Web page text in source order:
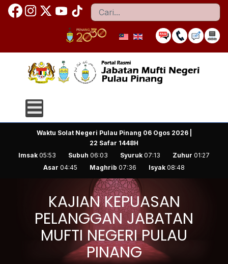
Cari
Waktu Solat Negeri Pulau Pinang 06 Ogos 2026 |
22 Safar 1448H
Imsak 05:53 Subuh 06:03 Syuruk 07:13 Zuhur 01:27
Asar 04:45 Maghrib 07:36 Isyak 08:48
KAJIAN KEPUASAN
PELANGGAN JABATAN
MUFTI NEGERI PULAU
PINANG